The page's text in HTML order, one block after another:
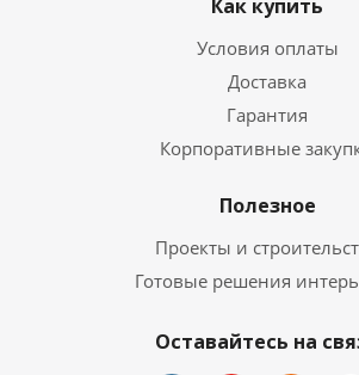
Как купить
Условия оплаты
Доставка
Гарантия
Корпоративные
Полезное
Проекты и
Готовые решения
Оставайтесь на